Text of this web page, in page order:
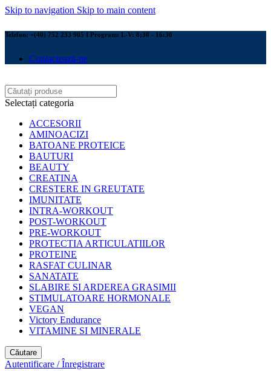
Skip to navigation Skip to main content
Telefon: +(40) 752 233 905 I Program: L-V: 8:30 - 16:30
Contactează-ne
Selectați categoria
ACCESORII
AMINOACIZI
BATOANE PROTEICE
BAUTURI
BEAUTY
CREATINA
CRESTERE IN GREUTATE
IMUNITATE
INTRA-WORKOUT
POST-WORKOUT
PRE-WORKOUT
PROTECTIA ARTICULATIILOR
PROTEINE
RASFAT CULINAR
SANATATE
SLABIRE SI ARDEREA GRASIMII
STIMULATOARE HORMONALE
VEGAN
Victory Endurance
VITAMINE SI MINERALE
Căutare
Autentificare / Înregistrare